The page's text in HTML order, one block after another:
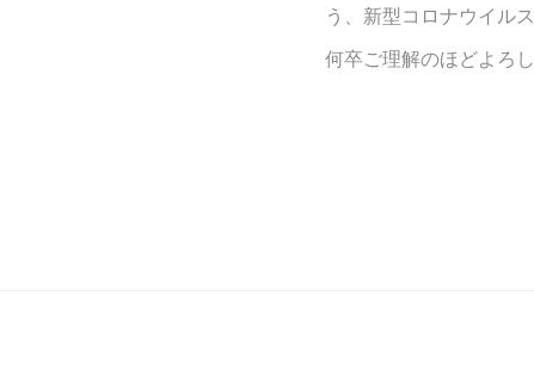
う、新型コロナウイル
何卒ご理解のほどよろ